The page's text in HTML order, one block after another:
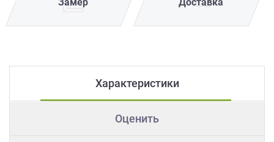
Характеристики
Оценить